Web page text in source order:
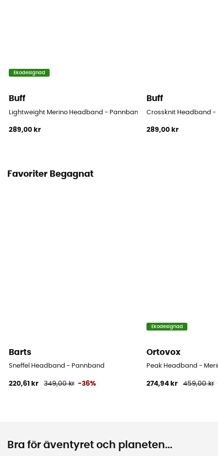
Ekodesignad
Buff
Lightweight Merino Headband - Pannband
289,00 kr
Buff
Crossknit Headband -
289,00 kr
Favoriter Begagnat
Barts
Sneffel Headband - Pannband
220,61 kr 349,00 kr -36%
Ekodesignad
Ortovox
Peak Headband -
274,94 kr 459,00 kr
Bra för äventyret och planeten...